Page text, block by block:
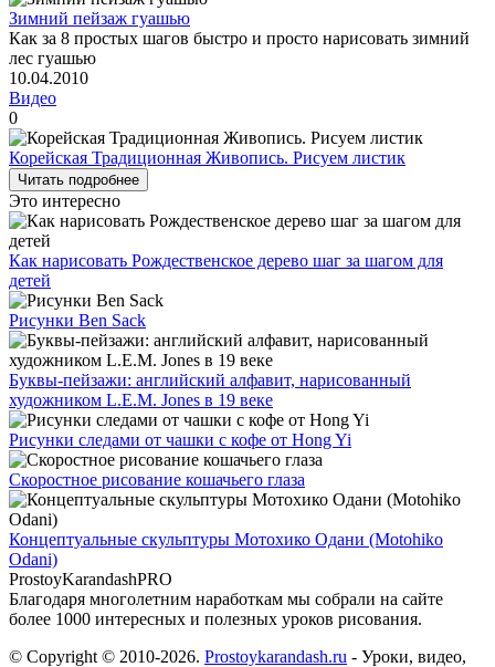
Зимний пейзаж гуашью
Как за 8 простых шагов быстро и просто нарисовать зимний
лес гуашью
10.04.2010
Видео
0
Корейская Традиционная Живопись. Рисуем листик
Читать подробнее
Это интересно
Как нарисовать Рождественское дерево шаг за шагом для
детей
Рисунки Ben Sack
Буквы-пейзажи: английский алфавит, нарисованный
художником L.E.M. Jones в 19 веке
Рисунки следами от чашки с кофе от Hong Yi
Скоростное рисование кошачьего глаза
Концептуальные скульптуры Мотохико Одани (Motohiko
Odani)
ProstoyKarandashPRO
Благодаря многолетним наработкам мы cобрали на сайте
более 1000 интересных и полезных уроков рисования.
© Copyright © 2010-2026. Prostoykarandash.ru - Уроки, видео,